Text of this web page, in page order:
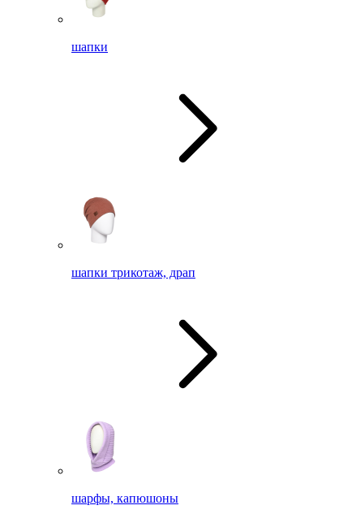
шапки
шапки трикотаж, драп
шарфы, капюшоны